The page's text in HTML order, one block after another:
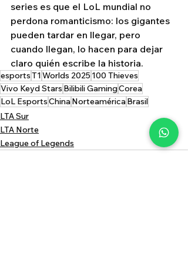
series es que el LoL mundial no
perdona romanticismo: los gigantes
pueden tardar en llegar, pero
cuando llegan, lo hacen para dejar
claro quién escribe la historia.
esportsT1Worlds 2025100 Thieves
Vivo Keyd Stars Bilibili GamingCorea
LoL EsportsChinaNorteaméricaBrasil
LTA Sur
LTA Norte
League of Legends